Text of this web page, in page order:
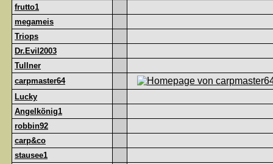
frutto1
megameis
Triops
Dr.Evil2003
Tullner
carpmaster64
Lucky
Angelkönig1
robbin92
carp&co
stausee1